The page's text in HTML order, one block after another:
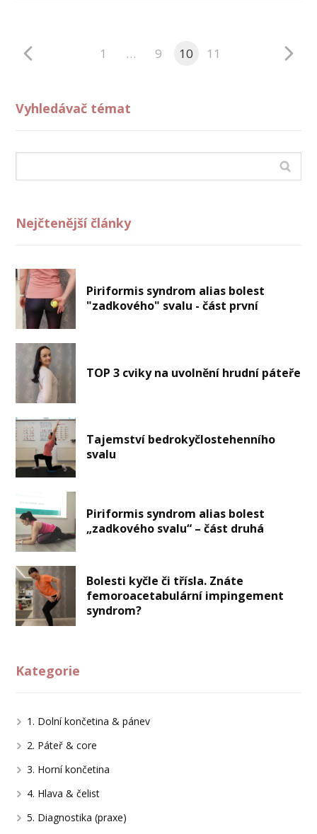
1 … 9 10 11
Vyhledávač témat
Nejčtenější články
Piriformis syndrom alias bolest
"zadkového" svalu - část první
TOP 3 cviky na uvolnění hrudní páteře
Tajemství bedrokyčlostehenního
svalu
Piriformis syndrom alias bolest
„zadkového svalu“ – část druhá
Bolesti kyčle či třísla. Znáte
femoroacetabulární impingement
syndrom?
Kategorie
1. Dolní končetina & pánev
2. Páteř & core
3. Horní končetina
4. Hlava & čelist
5. Diagnostika (praxe)